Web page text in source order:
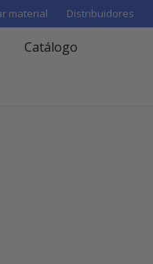
material Distribuidores
Catálogo